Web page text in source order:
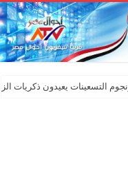
التسعينات يعيدون ذكريات